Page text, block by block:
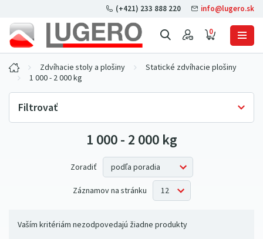
0
(+421) 233 888 220 info@lugero.sk
Zdvíhacie stoly a plošiny
Statické zdvíhacie plošiny
1 000 - 2 000 kg
Filtrovať
Skladová dostupnosť1 000 - 2 000 kg
Zoradiť
Záznamov na stránku
Vaším kritériám nezodpovedajú žiadne produkty